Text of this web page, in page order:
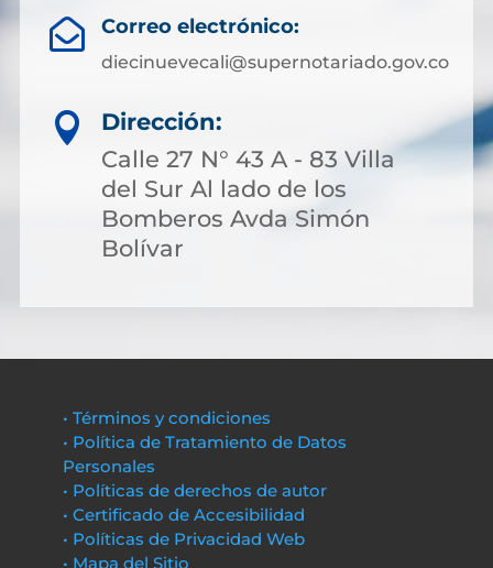
 Correo electrónico:
diecinuevecali@supernotariado.gov.co

Dirección:
Calle 27 N° 43 A - 83 Villa
del Sur Al lado de los
Bomberos Avda Simón
Bolívar
• Términos y condiciones
• Política de Tratamiento de Datos
Personales
• Políticas de derechos de autor
• Certificado de Accesibilidad
• Políticas de Privacidad Web
• Mapa del Sitio